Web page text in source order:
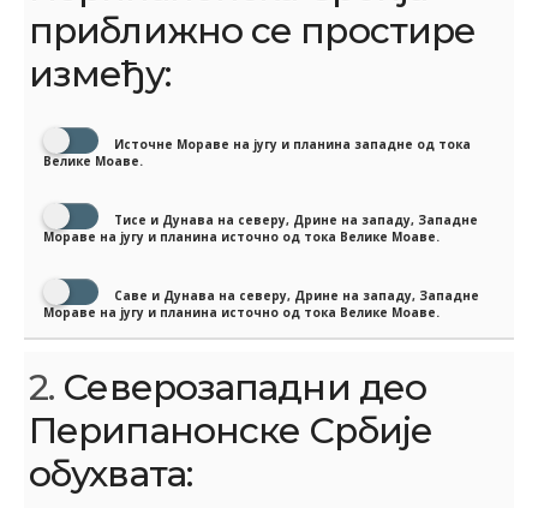
приближно се простире
између:
Источне Мораве на југу и планина западне од тока
Велике Моаве.
Тисе и Дунава на северу, Дрине на западу, Западне
Мораве на југу и планина источно од тока Велике Моаве.
Саве и Дунава на северу, Дрине на западу, Западне
Мораве на југу и планина источно од тока Велике Моаве.
2. Северозападни део
Перипанонске Србије
обухвата: